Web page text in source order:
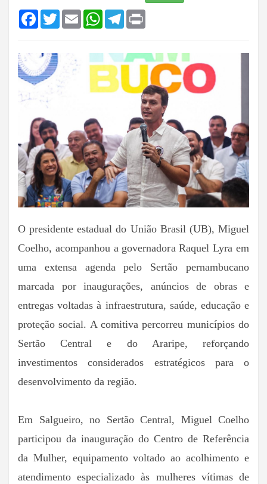
FacebookTwitterEmail WhatsAppTelegram
O presidente estadual do União Brasil (UB), Miguel
Coelho, acompanhou a governadora Raquel Lyra em
uma extensa agenda pelo Sertão pernambucano
marcada por inaugurações, anúncios de obras e
entregas voltadas à infraestrutura, saúde, educação e
proteção social. A comitiva percorreu municípios do
Sertão Central e do Araripe, reforçando
investimentos considerados estratégicos para o
desenvolvimento da região.
Em Salgueiro, no Sertão Central, Miguel Coelho
participou da inauguração do Centro de Referência
da Mulher, equipamento voltado ao acolhimento e
atendimento especializado às mulheres vítimas de